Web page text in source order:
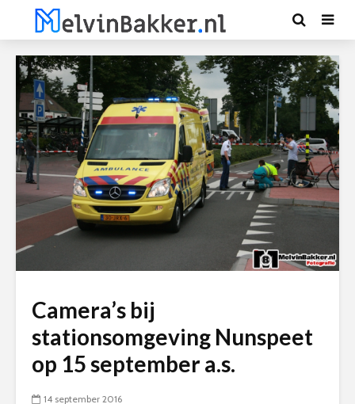
Camera’s bij
stationsomgeving Nunspeet
op 15 september a.s.
14 september 2016